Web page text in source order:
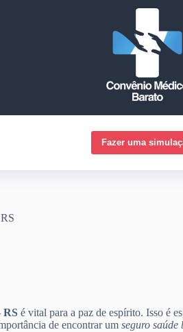
Fazer uma
RS é vital para a paz de espírito. Isso é
de encontrar um seguro saúde